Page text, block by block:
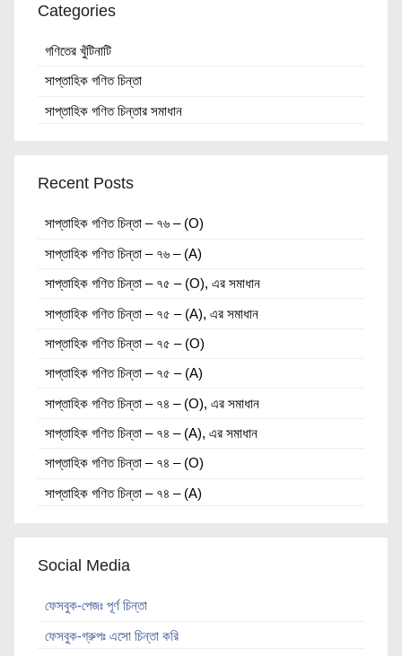
Categories
গণিতের খুঁটিনাটি
সাপ্তাহিক গণিত চিন্তা
সাপ্তাহিক গণিত চিন্তার সমাধান
Recent Posts
সাপ্তাহিক গণিত চিন্তা – ৭৬ – (O)
সাপ্তাহিক গণিত চিন্তা – ৭৬ – (A)
সাপ্তাহিক গণিত চিন্তা – ৭৫ – (O), এর সমাধান
সাপ্তাহিক গণিত চিন্তা – ৭৫ – (A), এর সমাধান
সাপ্তাহিক গণিত চিন্তা – ৭৫ – (O)
সাপ্তাহিক গণিত চিন্তা – ৭৫ – (A)
সাপ্তাহিক গণিত চিন্তা – ৭৪ – (O), এর সমাধান
সাপ্তাহিক গণিত চিন্তা – ৭৪ – (A), এর সমাধান
সাপ্তাহিক গণিত চিন্তা – ৭৪ – (O)
সাপ্তাহিক গণিত চিন্তা – ৭৪ – (A)
Social Media
ফেসবুক-পেজঃ পূর্ণ চিন্তা
ফেসবুক-গ্রুপঃ এসো চিন্তা করি